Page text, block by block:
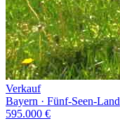
Verkauf
Bayern · Fünf-Seen-Land
595.000 €